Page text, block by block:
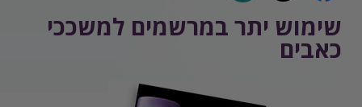
שימוש יתר במרשמים למשככי
כאבים